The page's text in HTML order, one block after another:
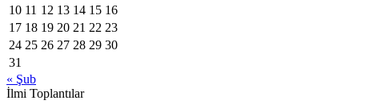
10 11 12 13 14 15 16
17 18 19 20 21 22 23
24 25 26 27 28 29 30
31
« Şub
İlmi Toplantılar